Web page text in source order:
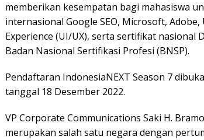
memberikan kesempatan bagi mahasiswa
internasional Google SEO, Microsoft,
Experience (UI/UX), serta sertifikat nasional
Badan Nasional Sertifikasi Profesi (BNSP).
Pendaftaran IndonesiaNEXT Season 7
tanggal 18 Desember 2022.
VP Corporate Communications Saki H.
merupakan salah satu negara dengan